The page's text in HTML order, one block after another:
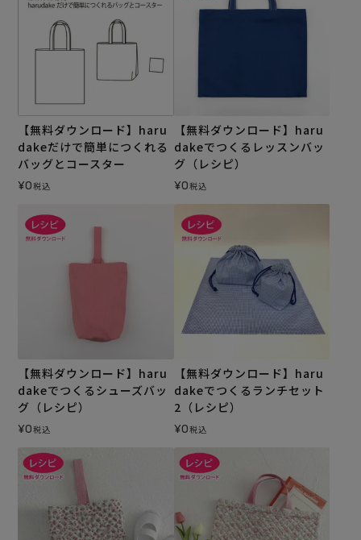
【無料ダウンロード】haru
dakeだけで簡単につくれる
バッグとコースター
¥0税込
【無料ダウンロード】haru
dakeでつくるレッスンバッ
グ（レシピ）
¥0税込
【無料ダウンロード】haru
dakeでつくるシューズバッ
グ（レシピ）
¥0税込
【無料ダウンロード】haru
dakeでつくるランチセット
2（レシピ）
¥0税込